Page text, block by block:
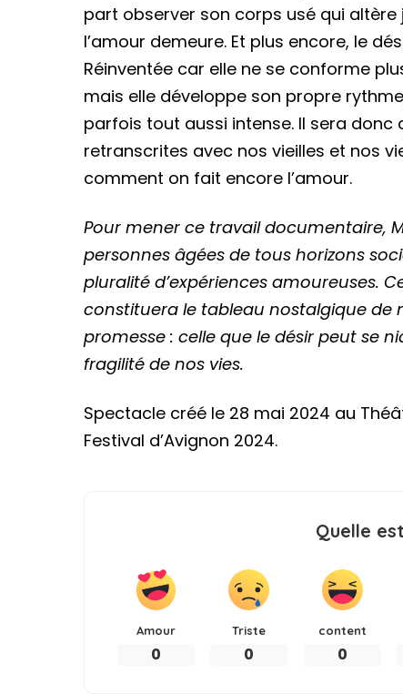
part observer son corps usé qui altère
l’amour demeure. Et plus encore, le
Réinventée car elle ne se conforme
mais elle développe son propre
parfois tout aussi intense. Il sera
retranscrites avec nos vieilles et nos
comment on fait encore l’amour.
Pour mener ce travail documentaire,
personnes âgées de tous horizons
pluralité d’expériences amoureuses.
constituera le tableau nostalgique de
promesse : celle que le désir peut se
fragilité de nos vies.
Spectacle créé le 28 mai 2024 au
Festival d’Avignon 2024.
Quelle
Amour
0
Triste
0
content
0